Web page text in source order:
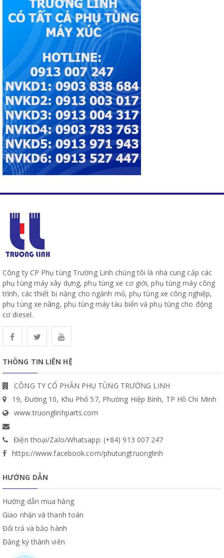
Công ty CP Phụ tùng Trường Linh chúng tôi là nhà cung cấp các
phụ tùng máy xây dựng, phụ tùng xe cơ giới, phụ tùng máy công
trình, các thiết bị nặng cho ngành mỏ, phụ tùng xe công nghiệp,
phụ tùng xe nâng, phụ tùng máy tàu biển và phụ tùng cho động
cơ diesel.
THÔNG TIN LIÊN HỆ
CÔNG TY CỔ PHẦN PHỤ TÙNG TRƯỜNG LINH
19, Đường 10, Khu Phố 57, Phường Hiệp Bình, TP Hồ Chí Minh
www.truonglinhparts.com
Điện thoại/Zalo/Whatsapp: (+84) 913 007 247
https://www.facebook.com/phutungtruonglinh
HƯỚNG DẪN
Hướng dẫn mua hàng
Giao nhận và thanh toán
Đổi trả và bảo hành
Đăng ký thành viên